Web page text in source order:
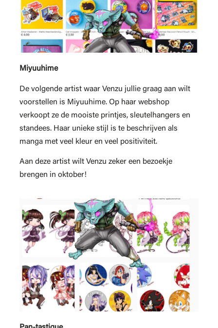
Miyuuhime
De volgende artist waar Venzu jullie graag aan wilt
voorstellen is Miyuuhime. Op haar webshop
verkoopt ze de mooiste printjes, sleutelhangers en
standees. Haar unieke stijl is te beschrijven als
manga met veel kleur en veel positiviteit.
Aan deze artist wilt Venzu zeker een bezoekje
brengen in oktober!